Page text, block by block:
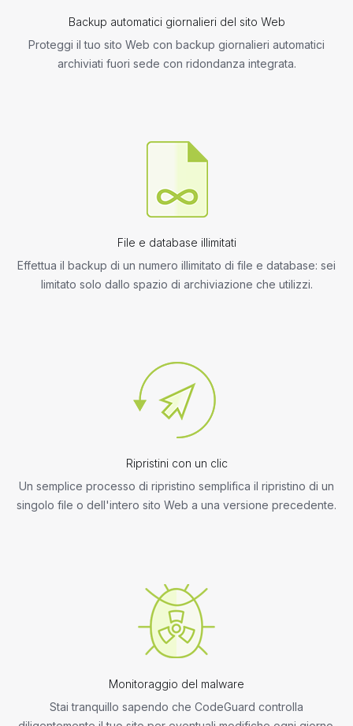
Backup automatici giornalieri del sito Web
Proteggi il tuo sito Web con backup giornalieri automatici
archiviati fuori sede con ridondanza integrata.
File e database illimitati
Effettua il backup di un numero illimitato di file e database: sei
limitato solo dallo spazio di archiviazione che utilizzi.
Ripristini con un clic
Un semplice processo di ripristino semplifica il ripristino di un
singolo file o dell'intero sito Web a una versione precedente.
Monitoraggio del malware
Stai tranquillo sapendo che CodeGuard controlla